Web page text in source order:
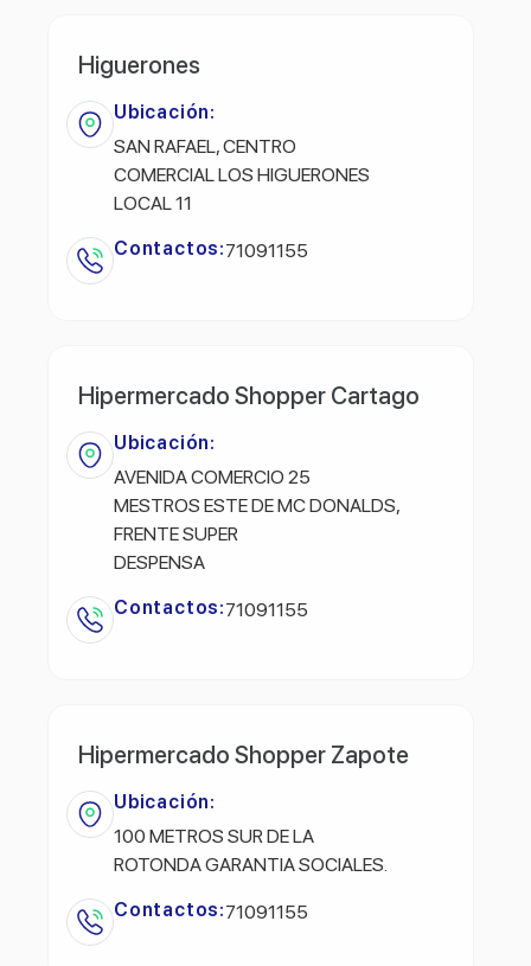
Higuerones
Ubicación:
SAN RAFAEL, CENTRO
COMERCIAL LOS HIGUERONES
LOCAL 11
Contactos:71091155
Hipermercado Shopper Cartago
Ubicación:
AVENIDA COMERCIO 25
MESTROS ESTE DE MC DONALDS,
FRENTE SUPER
DESPENSA
Contactos:71091155
Hipermercado Shopper Zapote
Ubicación:
100 METROS SUR DE LA
ROTONDA GARANTIA SOCIALES.
Contactos:71091155